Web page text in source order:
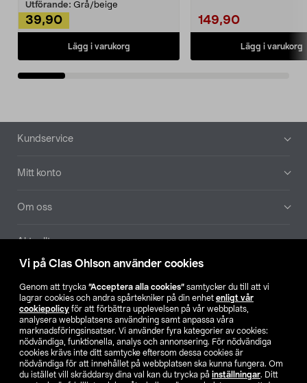
Vi på Clas Ohlson använder cookies
Genom att trycka ”Acceptera alla cookies” samtycker du till att vi
lagrar cookies och andra spårtekniker på din enhet enligt vår
cookiepolicy för att förbättra upplevelsen på vår webbplats,
analysera webbplatsens användning samt anpassa våra
marknadsföringsinsatser. Vi använder fyra kategorier av cookies:
nödvändiga, funktionella, analys och annonsering. För nödvändiga
cookies krävs inte ditt samtycke eftersom dessa cookies är
nödvändiga för att innehållet på webbplatsen ska kunna fungera. Om
du istället vill skräddarsy dina val kan du trycka på inställningar. Ditt
Utförande: Grå/beige
39,90
Lägg i varukorg
149,90
Lägg i varukorg
Sidfot
Kundservice
Mitt konto
Om oss
Aktuellt
Hitta butik
SE NO FI